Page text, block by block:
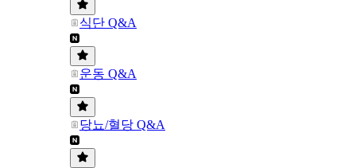
식단 Q&A
운동 Q&A
당뇨/혈당 Q&A